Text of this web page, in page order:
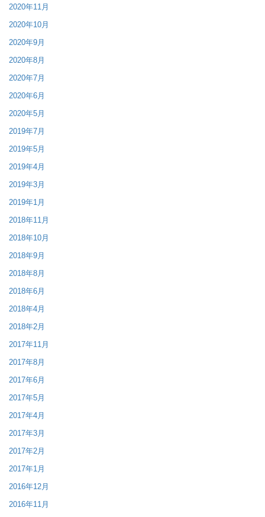
2020年11月
2020年10月
2020年9月
2020年8月
2020年7月
2020年6月
2020年5月
2019年7月
2019年5月
2019年4月
2019年3月
2019年1月
2018年11月
2018年10月
2018年9月
2018年8月
2018年6月
2018年4月
2018年2月
2017年11月
2017年8月
2017年6月
2017年5月
2017年4月
2017年3月
2017年2月
2017年1月
2016年12月
2016年11月